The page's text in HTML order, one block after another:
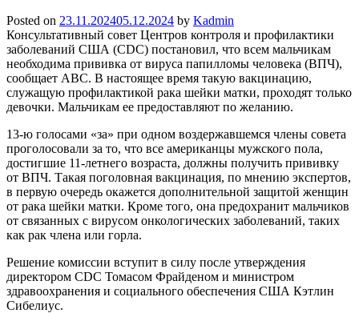
Posted on 23.11.202405.12.2024 by Kadmin
Консультативный совет Центров контроля и профилактики
заболеваний США (CDC) постановил, что всем мальчикам
необходима прививка от вируса папилломы человека (ВПЧ),
сообщает ABC. В настоящее время такую вакцинацию,
служащую профилактикой рака шейки матки, проходят только
девочки. Мальчикам ее предоставляют по желанию.
13-ю голосами «за» при одном воздержавшемся члены совета
проголосовали за то, что все американцы мужского пола,
достигшие 11-летнего возраста, должны получить прививку
от ВПЧ. Такая поголовная вакцинация, по мнению экспертов,
в первую очередь окажется дополнительной защитой женщин
от рака шейки матки. Кроме того, она предохранит мальчиков
от связанных с вирусом онкологических заболеваний, таких
как рак члена или горла.
Решение комиссии вступит в силу после утверждения
директором CDC Томасом Фрайденом и министром
здравоохранения и социального обеспечения США Кэтлин
Сибелиус.